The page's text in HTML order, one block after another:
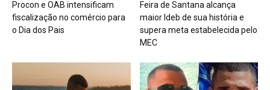
Procon e OAB intensificam
fiscalização no comércio para
o Dia dos Pais
Feira de Santana alcança
maior Ideb de sua história e
supera meta estabelecida pelo
MEC